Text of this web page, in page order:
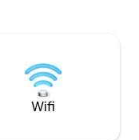
det en enkel
en värld bort i
bara 15 minuter
Wifi